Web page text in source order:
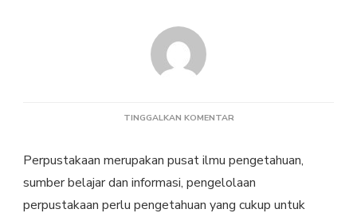
TINGGALKAN KOMENTARPADA
Perpustakaan merupakan pusat ilmu pengetahuan,
sumber belajar dan informasi, pengelolaan
perpustakaan perlu pengetahuan yang cukup untuk